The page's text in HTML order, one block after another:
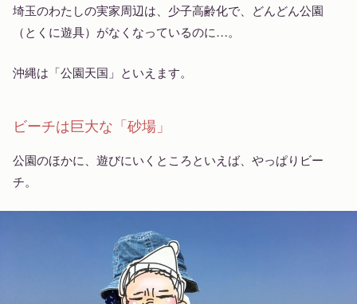
埼玉のわたしの実家周辺は、少子高齢化で、どんどん公園
（とくに遊具）がなくなっているのに…。
沖縄は「公園天国」といえます。
ビーチは巨大な「砂場」
公園のほかに、遊びにいくところといえば、やっぱりビー
チ。